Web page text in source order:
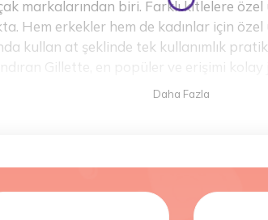
markalarından biri. Farklı kitlelere
Hem erkekler hem de kadınlar için
kullan at şeklinde tek kullanımlık
Gillette, en popüler ve erişimi
erişimi kolaylaştırmak üzere dizayn
tüyler için üretilen Mach3 Turbo veya
Gillette tıraş bıçağıseçeneklerine